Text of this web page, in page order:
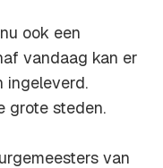
ook een
vandaag kan er
ingeleverd.
grote steden.
van